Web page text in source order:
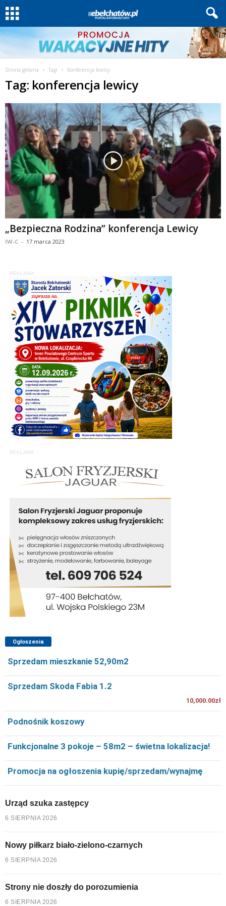
Strona główna Tagi Konferencja lewicy
Tag: konferencja lewicy
„Bezpieczna Rodzina” konferencja Lewicy
IW-C - 17 marca 2023
REKLAMA
REKLAMA
Ogłoszenia
Sprzedam mieszkanie 52,90m2
Sprzedam Skoda Fabia 1.2
10,000.00zł
Podnośnik koszowy
Funkcjonalne 3 pokoje – 58m2 – świetna lokalizacja!
Promocja na ogłoszenia kupię/sprzedam/wynajmę
Urząd szuka zastępcy
6 SIERPNIA 2026
Nowy piłkarz biało-zielono-czarnych
6 SIERPNIA 2026
Strony nie doszły do porozumienia
6 SIERPNIA 2026